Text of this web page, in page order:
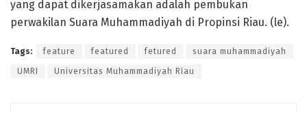
yang dapat dikerjasamakan adalah pembukan
perwakilan Suara Muhammadiyah di Propinsi Riau. (le).
Tags: feature featured fetured suara muhammadiyah
UMRI Universitas Muhammadiyah Riau